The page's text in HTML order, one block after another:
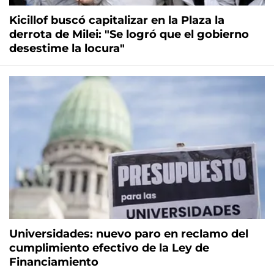
Kicillof buscó capitalizar en la Plaza la
derrota de Milei: "Se logró que el gobierno
desestime la locura"
Universidades: nuevo paro en reclamo del
cumplimiento efectivo de la Ley de
Financiamiento